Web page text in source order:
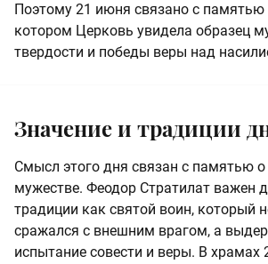
Поэтому 21 июня связано с памятью
котором Церковь увидела образец
твердости и победы веры над
Значение и традиции
Смысл этого дня связан с памятью
мужестве. Феодор Стратилат важен
традиции как святой воин, который
сражался с внешним врагом, а
испытание совести и веры. В храмах